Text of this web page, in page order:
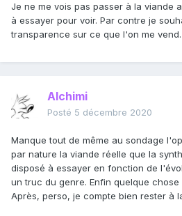
Je ne me vois pas passer à la viande
à essayer pour voir. Par contre je
transparence sur ce que l'on me vend.
Alchimi
Posté 5 décembre 2020
Manque tout de même au sondage
par nature la viande réelle que la
disposé à essayer en fonction de
un truc du genre. Enfin quelque
Après, perso, je compte bien rester à